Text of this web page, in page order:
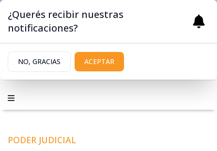
PODER JUDICIAL
¿Querés recibir nuestras
notificaciones?
NO, GRACIAS ACEPTAR